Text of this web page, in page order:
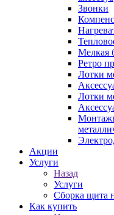
Звонки
Мелкая
Ретро
Лотки
Лотки
Акции
Услуги
Назад
Услуги
Сборка щита
Как купить